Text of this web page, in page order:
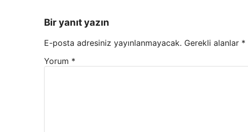
Bir yanıt yazın
E-posta adresiniz yayınlanmayacak. Gerekli alanlar *
Yorum *